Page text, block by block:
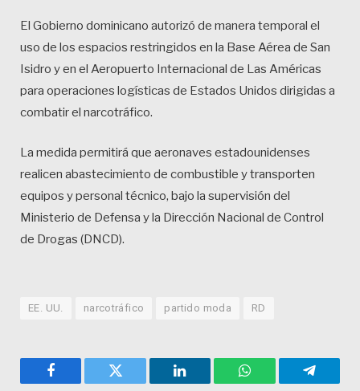
El Gobierno dominicano autorizó de manera temporal el
uso de los espacios restringidos en la Base Aérea de San
Isidro y en el Aeropuerto Internacional de Las Américas
para operaciones logísticas de Estados Unidos dirigidas a
combatir el narcotráfico.
La medida permitirá que aeronaves estadounidenses
realicen abastecimiento de combustible y transporten
equipos y personal técnico, bajo la supervisión del
Ministerio de Defensa y la Dirección Nacional de Control
de Drogas (DNCD).
EE. UU. narcotráfico partido moda RD
Facebook Twitter LinkedIn WhatsApp